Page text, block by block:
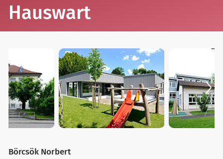
Hauswart
Börcsök Norbert